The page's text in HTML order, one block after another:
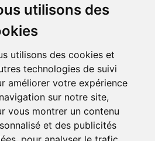
utilisons des
utilisons des cookies et
technologies de suivi
améliorer votre expérience
sur notre site,
vous montrer un contenu
et des publicités